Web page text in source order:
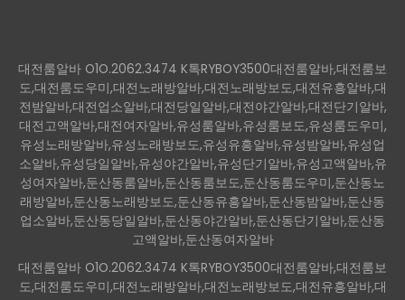
대전룸알바 O1O.2062.3474 K톡RYBOY3500대전룸알바,대전룸보
도,대전룸도우미,대전노래방알바,대전노래방보도,대전유흥알바,대
전밤알바,대전업소알바,대전당일알바,대전야간알바,대전단기알바,
대전고액알바,대전여자알바,유성룸알바,유성룸보도,유성룸도우미,
유성노래방알바,유성노래방보도,유성유흥알바,유성밤알바,유성업
소알바,유성당일알바,유성야간알바,유성단기알바,유성고액알바,유
성여자알바,둔산동룸알바,둔산동룸보도,둔산동룸도우미,둔산동노
래방알바,둔산동노래방보도,둔산동유흥알바,둔산동밤알바,둔산동
업소알바,둔산동당일알바,둔산동야간알바,둔산동단기알바,둔산동
고액알바,둔산동여자알바
대전룸알바 O1O.2062.3474 K톡RYBOY3500대전룸알바,대전룸보
도,대전룸도우미,대전노래방알바,대전노래방보도,대전유흥알바,대